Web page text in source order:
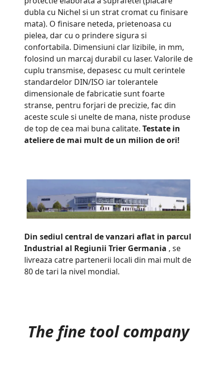
dubla cu Nichel si un strat cromat cu finisare
mata). O finisare neteda, prietenoasa cu
pielea, dar cu o prindere sigura si
confortabila. Dimensiuni clar lizibile, in mm,
folosind un marcaj durabil cu laser. Valorile de
cuplu transmise, depasesc cu mult cerintele
standardelor DIN/ISO iar tolerantele
dimensionale de fabricatie sunt foarte
stranse, pentru forjari de precizie, fac din
aceste scule si unelte de mana, niste produse
de top de cea mai buna calitate. Testate in
ateliere de mai mult de un milion de ori!
Din sediul central de vanzari aflat in parcul
Industrial al Regiunii Trier Germania , se
livreaza catre partenerii locali din mai mult de
80 de tari la nivel mondial.
The fine tool company